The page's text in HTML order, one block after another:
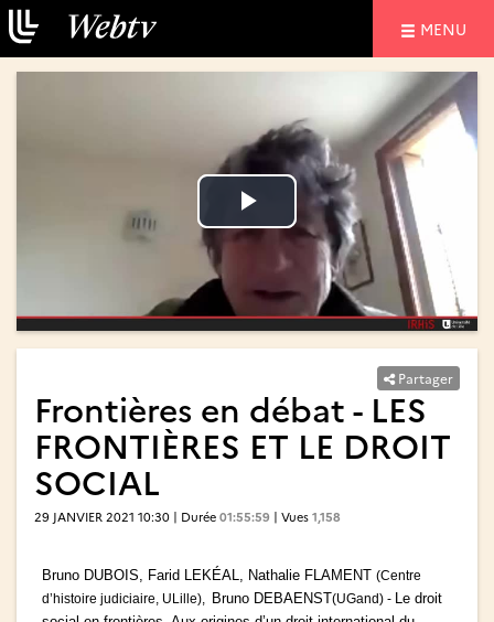
MENU
Lire
vidéo
Lire
vidéo
Partager
Frontières en débat - LES
FRONTIÈRES ET LE DROIT
SOCIAL
29 JANVIER 2021 10:30 | Durée 01:55:59 | Vues 1,158
Bruno DUBOIS, Farid LEKÉAL, Nathalie FLAMENT (Centre
d’histoire judiciaire, ULille),
Bruno DEBAENST(UGand) - Le droit